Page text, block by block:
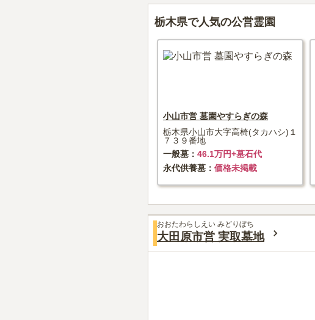
栃木県で人気の公営霊園
小山市営 墓園やすらぎの森
栃木県小山市大字高椅(タカハシ)１
７３９番地
一般墓
46.1万円+墓石代
永代供養墓
価格未掲載
おおたわらしえい みどりぼち
大田原市営 実取墓地